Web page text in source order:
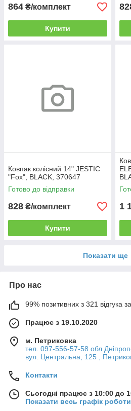
864 ₴/комплект
Купити
Ковпак колісний 14" JESTIC
"Fox", BLACK, 370647
Готово до відправки
828 ₴/комплект
Купити
1
Показати ще
Про нас
99% позитивних з 321 відгука
Працює з 19.10.2020
м. Петриковка
тел. 097-556-57-58 обл
вул. Центральна, 125 ,
Контакти
Сьогодні працює з 10:00 до
Показати весь графік роботи